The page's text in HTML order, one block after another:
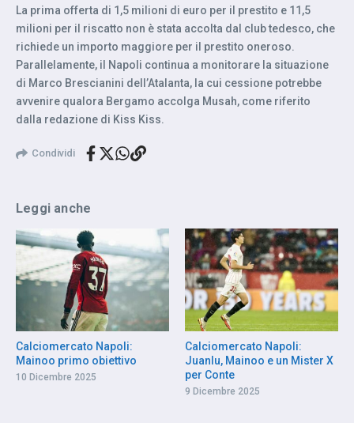
La prima offerta di 1,5 milioni di euro per il prestito e 11,5
milioni per il riscatto non è stata accolta dal club tedesco, che
richiede un importo maggiore per il prestito oneroso.
Parallelamente, il Napoli continua a monitorare la situazione
di Marco Brescianini dell’Atalanta, la cui cessione potrebbe
avvenire qualora Bergamo accolga Musah, come riferito
dalla redazione di Kiss Kiss.
Condividi
Leggi anche
Calciomercato Napoli:
Mainoo primo obiettivo
10 Dicembre 2025
Calciomercato Napoli:
Juanlu, Mainoo e un Mister X
per Conte
9 Dicembre 2025